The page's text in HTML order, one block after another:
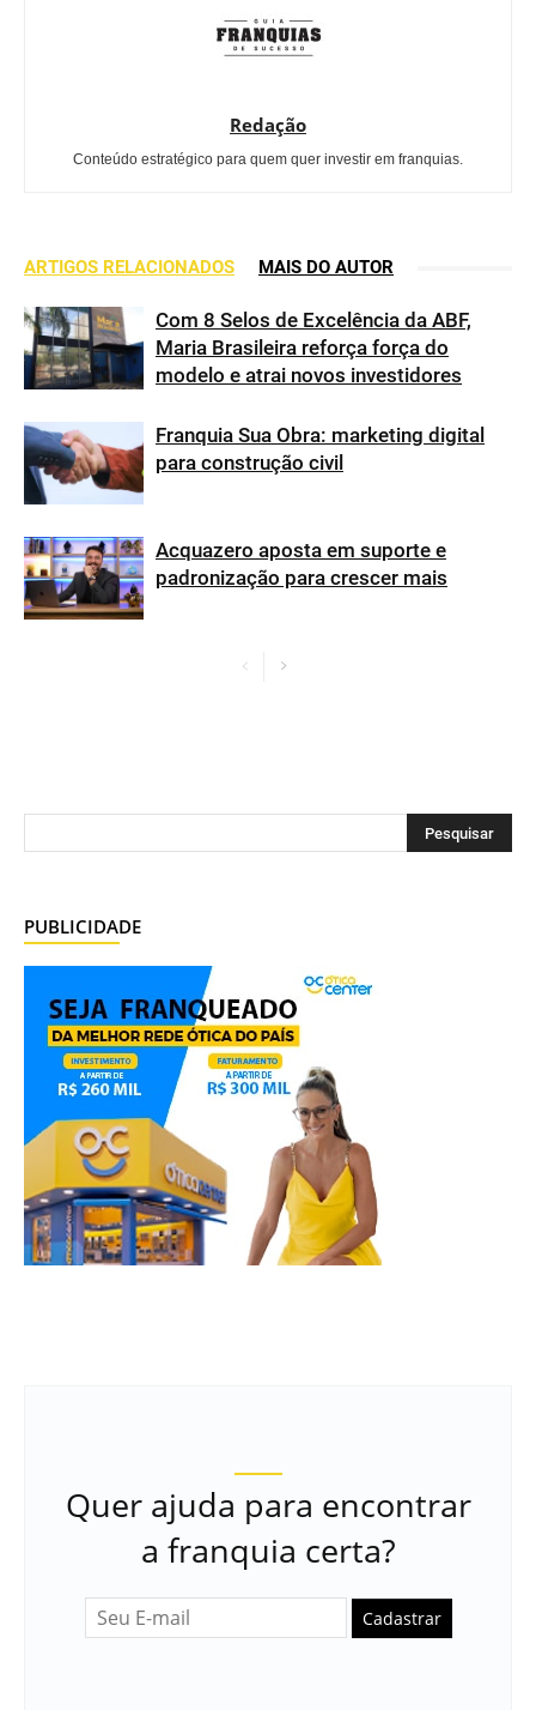
Redação
Conteúdo estratégico para quem quer investir em franquias.
ARTIGOS RELACIONADOS MAIS DO AUTOR
Com 8 Selos de Excelência da ABF,
Maria Brasileira reforça força do
modelo e atrai novos investidores
Franquia Sua Obra: marketing digital
para construção civil
Acquazero aposta em suporte e
padronização para crescer mais
PUBLICIDADE
Quer ajuda para encontrar
a franquia certa?
Cadastrar